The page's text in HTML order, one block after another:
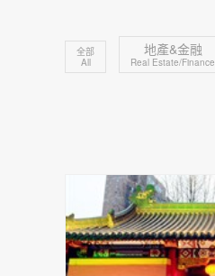
全部
All
地產&金融
Real Estate/Finance